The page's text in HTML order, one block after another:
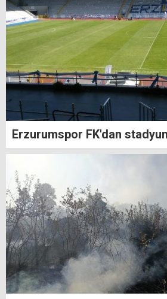
Erzurumspor FK'dan